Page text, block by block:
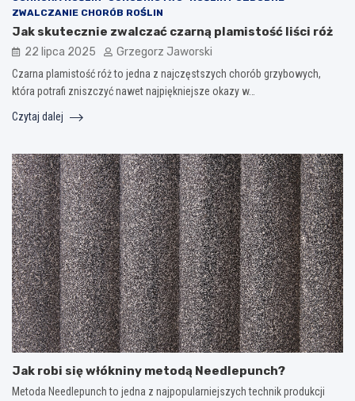
ZWALCZANIE CHORÓB ROŚLIN
Jak skutecznie zwalczać czarną plamistość liści róż
22 lipca 2025 Grzegorz Jaworski
Czarna plamistość róż to jedna z najczęstszych chorób grzybowych,
która potrafi zniszczyć nawet najpiękniejsze okazy w…
Czytaj dalej
Jak robi się włókniny metodą Needlepunch?
Metoda Needlepunch to jedna z najpopularniejszych technik produkcji